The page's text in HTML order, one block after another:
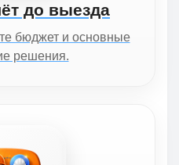
до выезда
бюджет и основные
решения.